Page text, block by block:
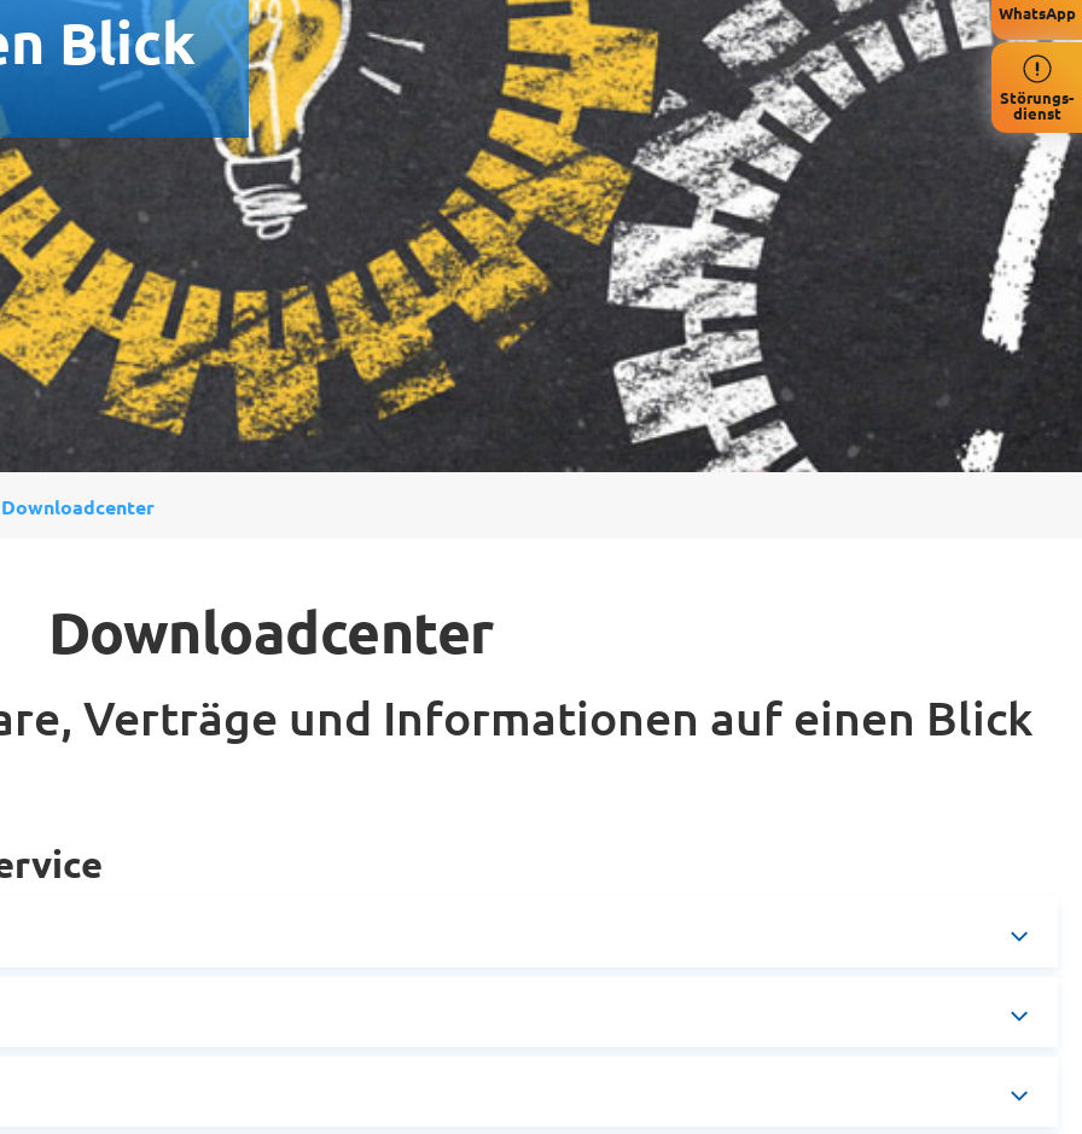
WhatsApp
Störungs-
dienst
Blick
Downloadcenter
Downloadcenter
Verträge und Informationen auf einen Blick